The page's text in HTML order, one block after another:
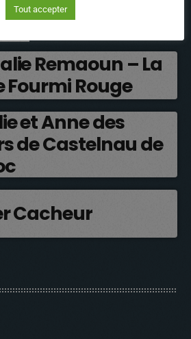
Remaoun – La
Fourmi Rouge
et Anne des
de Castelnau de
Cacheur
Tout accepter